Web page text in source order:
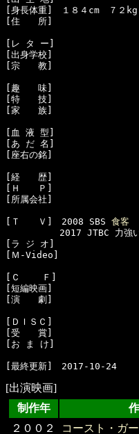
[身長体重]　１８４cm　７２kg
[住　　所]
[レ タ ー]
[出身学校]
[宗　　教]
[趣　　味]
[特　　技]
[家　　族]
[血 液 型]
[あ だ 名]
[座右の銘]
[経　　歴]
[Ｈ　　Ｐ]
[所属会社]
[Ｔ　　Ｖ]　2008 SBS 食客
2017 JTBC 力強い女性
[ラ ジ オ]
[Ｍ-Video]
[Ｃ    Ｆ]
[短編映画]
[演　　劇]
[ＤＩＳＣ]
[受　　賞]
[お ま け]
[出演映画]
制作年
２００２
コースト・ガ